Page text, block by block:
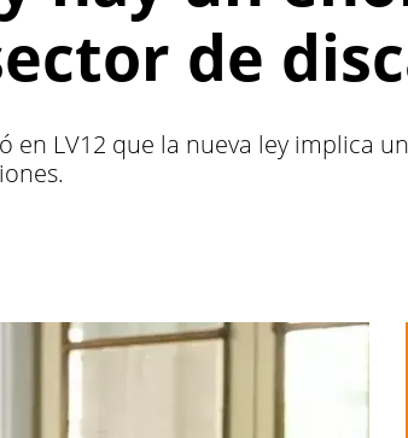
de
en LV12 que la nueva ley implica